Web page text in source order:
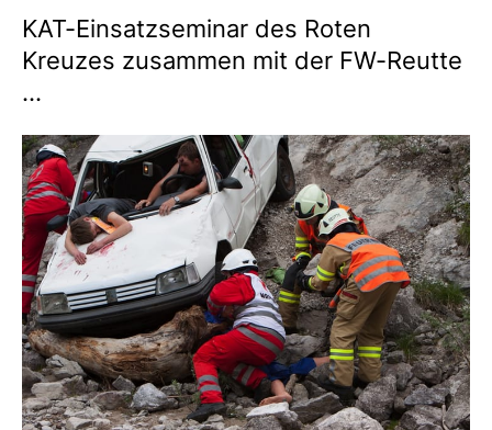
KAT-Einsatzseminar des Roten
Kreuzes zusammen mit der FW-Reutte
...